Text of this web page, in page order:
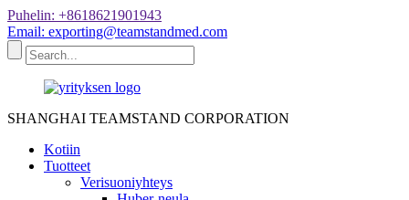
Puhelin: +8618621901943
Email: exporting@teamstandmed.com
SHANGHAI TEAMSTAND CORPORATION
Kotiin
Tuotteet
Verisuoniyhteys